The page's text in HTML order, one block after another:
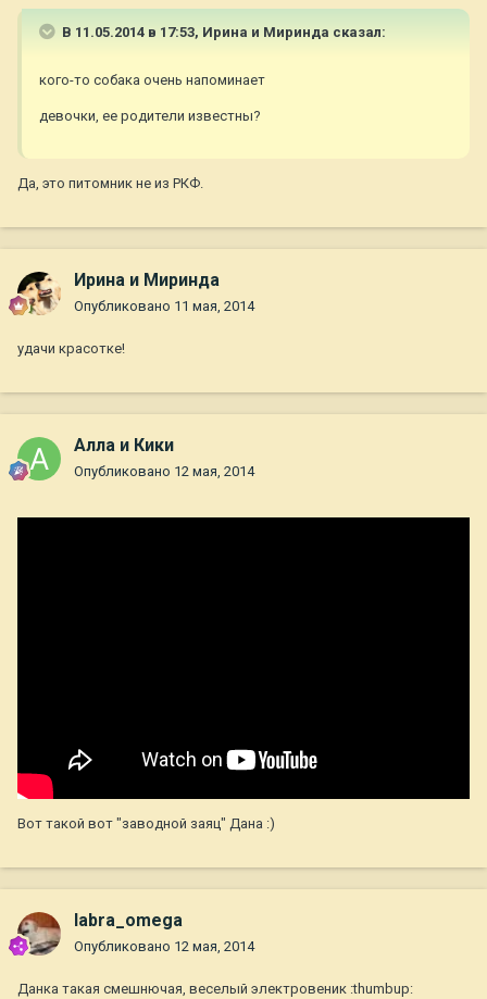
В 11.05.2014 в 17:53, Ирина и Миринда сказал:
кого-то собака очень напоминает
девочки, ее родители известны?
Да, это питомник не из РКФ.
Ирина и Миринда
Опубликовано 11 мая, 2014
удачи красотке!
Алла и Кики
Опубликовано 12 мая, 2014
Вот такой вот "заводной заяц" Дана :)
labra_omega
Опубликовано 12 мая, 2014
Данка такая смешнючая, веселый электровеник :thumbup: